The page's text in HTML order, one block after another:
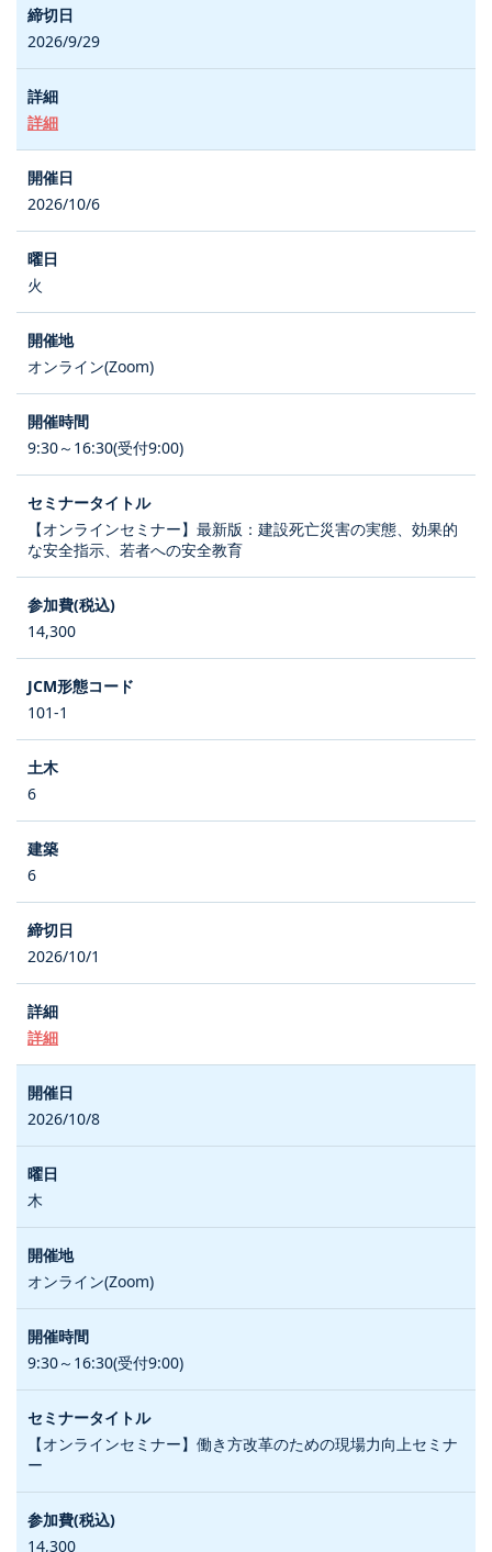
2026/9/29
詳細
2026/10/6
火
オンライン(Zoom)
9:30～16:30(受付9:00)
【オンラインセミナー】最新版：建設死亡災害の実態、効果的
な安全指示、若者への安全教育
14,300
101-1
6
6
2026/10/1
詳細
2026/10/8
木
オンライン(Zoom)
9:30～16:30(受付9:00)
【オンラインセミナー】働き方改革のための現場力向上セミナ
ー
14,300